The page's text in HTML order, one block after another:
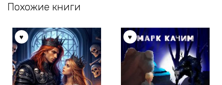
Похожие книги